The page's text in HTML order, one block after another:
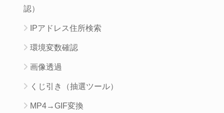
認）
IPアドレス住所検索
環境変数確認
画像透過
くじ引き（抽選ツール）
MP4→GIF変換